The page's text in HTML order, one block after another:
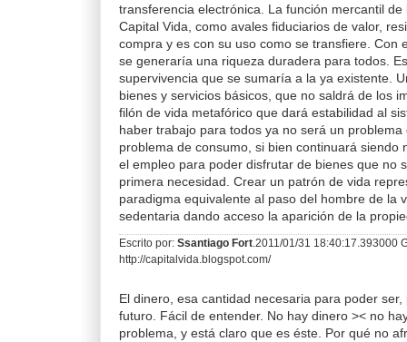
transferencia electrónica. La función mercantil de
Capital Vida, como avales fiduciarios de valor,
compra y es con su uso como se transfiere. Con
se generaría una riqueza duradera para todos.
supervivencia que se sumaría a la ya existente.
bienes y servicios básicos, que no saldrá de los
filón de vida metafórico que dará estabilidad al
haber trabajo para todos ya no será un
problema de consumo, si bien continuará siendo
el empleo para poder disfrutar de bienes que no
primera necesidad. Crear un patrón de vida
paradigma equivalente al paso del hombre de la
sedentaria dando acceso la aparición de la
Escrito por: Ssantiago Fort .2011/01/31 18:40:17.393000
http://capitalvida.blogspot.com/
El dinero, esa cantidad necesaria para poder
futuro. Fácil de entender. No hay dinero >< no
problema, y está claro que es éste. Por qué no